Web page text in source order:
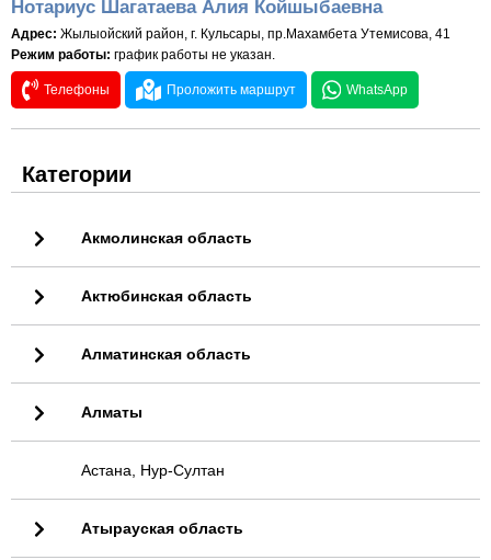
Нотариус Шагатаева Алия Койшыбаевна
Адрес: Жылыойский район, г. Кульсары, пр.Махамбета Утемисова, 41
Режим работы: график работы не указан.
Телефоны Проложить маршрут WhatsApp
Категории
Акмолинская область
Актюбинская область
Алматинская область
Алматы
Астана, Нур-Султан
Атырауская область